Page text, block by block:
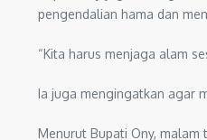
pengendalian hama dan
“Kita harus menjaga alam
Ia juga mengingatkan agar
Menurut Bupati Ony,